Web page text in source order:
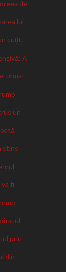
de
lui
cuţit,
A
urmat
un
stins
fi
prin
din